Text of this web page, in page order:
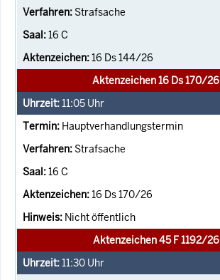
Strafsache
16 C
16 Ds 144/26
Aktenzeichen 16 Ds 170/26
11:05 Uhr
Hauptverhandlungstermin
Strafsache
16 C
16 Ds 170/26
Nicht öffentlich
Aktenzeichen 45 F 1192/26
11:30 Uhr